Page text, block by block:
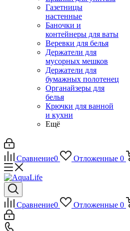
Газетницы
настенные
Баночки и
контейнеры для ваты
Веревки для белья
Держатели для
мусорных мешков
Держатели для
бумажных полотенец
Органайзеры для
белья
Крючки для ванной
и кухни
Ещё
Сравнение0 Отложенные 0
Сравнение0 Отложенные 0